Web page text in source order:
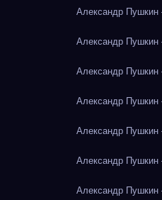
Александр
Александр
Александр
Александр
Александр
Александр
Александр